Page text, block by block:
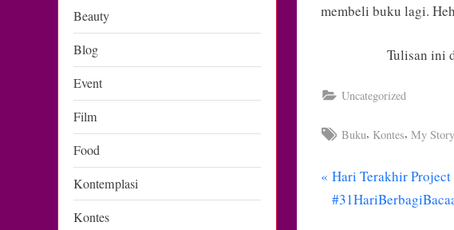
membeli buku lagi.
Tulisan ini
Uncategorized
Tags:
Buku, Kontes, My Story
Navigasi
P
r
Hari Terakhir Project
Beauty
Blog
Event
Film
Food
Kontemplasi
Kontes